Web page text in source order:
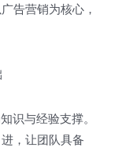
告营销为核心，
识与经验支撑。
，让团队具备